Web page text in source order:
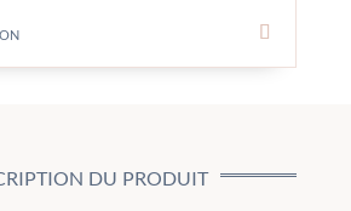
du produit